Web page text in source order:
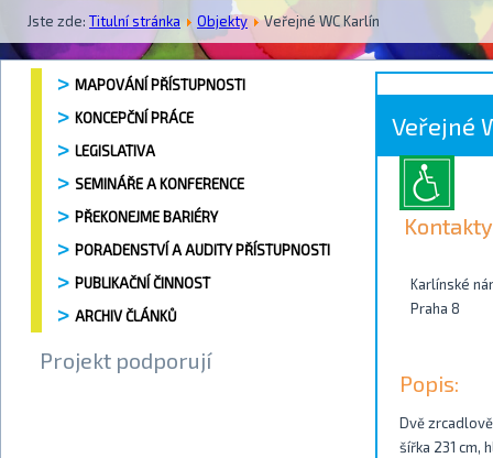
Jste zde: Titulní stránka Objekty Veřejné WC Karlín
MAPOVÁNÍ PŘÍSTUPNOSTI
KONCEPČNÍ PRÁCE
LEGISLATIVA
SEMINÁŘE A KONFERENCE
PŘEKONEJME BARIÉRY
PORADENSTVÍ A AUDITY PŘÍSTUPNOSTI
PUBLIKAČNÍ ČINNOST
ARCHIV ČLÁNKŮ
Projekt podporují
Veřejné
Kontakty
Karlínské
Praha 8
Popis:
Dvě
šířka 231 cm,